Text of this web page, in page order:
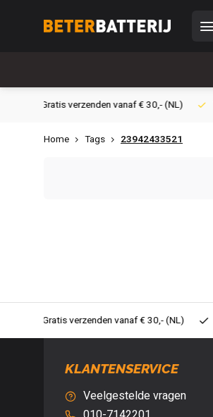
Verzendkosten € 2,95 (NL)
Home Tags 23942433521
Verzendkosten € 2,95 (NL)
KLANTENSERVICE
Veelgestelde vragen